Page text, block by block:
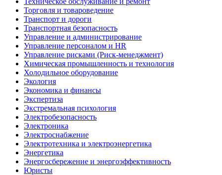
Торговля и товароведение
Транспорт и дороги
Транспортная безопасность
Управление и администрирование
Управление персоналом и HR
Управление рисками (Риск-менеджмент)
Химическая промышленность и технология
Холодильное оборудование
Экология
Экономика и финансы
Экспертиза
Экстремальная психология
Электробезопасность
Электроника
Электроснабжение
Электротехника и электроэнергетика
Энергетика
Энергосбережение и энергоэффективность
Юристы